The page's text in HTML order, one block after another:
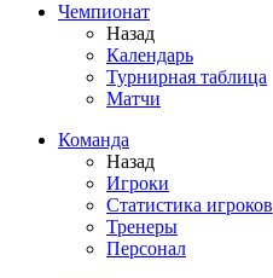
Чемпионат
Назад
Календарь
Турнирная таблица
Матчи
Команда
Назад
Игроки
Статистика игроков
Тренеры
Персонал